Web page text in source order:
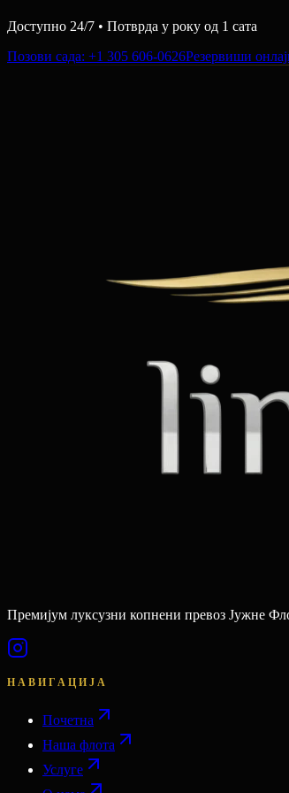
Доступно 24/7 • Потврда у року од 1 сата
Позови сада: +1 305 606-0626Резервиши
Премијум луксузни копнени превоз Јужне
НАВИГАЦИЈА
Почетна
Наша флота
Услуге